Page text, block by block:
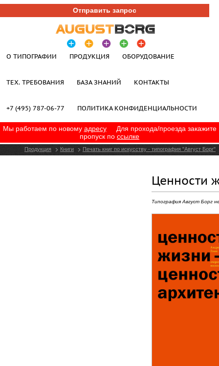
Отправить запрос
О ТИПОГРАФИИ ПРОДУКЦИЯ ОБОРУДОВАНИЕ
ТЕХ. ТРЕБОВАНИЯ БАЗА ЗНАНИЙ КОНТАКТЫ
+7 (495) 787-06-77 ПОЛИТИКА КОНФИДЕНЦИАЛЬНОСТИ
Мы работаем по новому адресу
Для прохода/проезда закажите
пропуск по ссылке
Продукция Книги Печать книг по искусству - типография "Август Борг"
Ценности
Типография Август Борг